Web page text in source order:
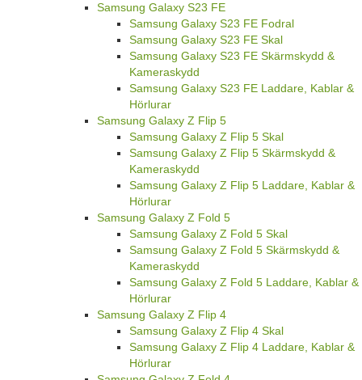
Samsung Galaxy S23 FE
Samsung Galaxy S23 FE Fodral
Samsung Galaxy S23 FE Skal
Samsung Galaxy S23 FE Skärmskydd &
Kameraskydd
Samsung Galaxy S23 FE Laddare, Kablar &
Hörlurar
Samsung Galaxy Z Flip 5
Samsung Galaxy Z Flip 5 Skal
Samsung Galaxy Z Flip 5 Skärmskydd &
Kameraskydd
Samsung Galaxy Z Flip 5 Laddare, Kablar &
Hörlurar
Samsung Galaxy Z Fold 5
Samsung Galaxy Z Fold 5 Skal
Samsung Galaxy Z Fold 5 Skärmskydd &
Kameraskydd
Samsung Galaxy Z Fold 5 Laddare, Kablar &
Hörlurar
Samsung Galaxy Z Flip 4
Samsung Galaxy Z Flip 4 Skal
Samsung Galaxy Z Flip 4 Laddare, Kablar &
Hörlurar